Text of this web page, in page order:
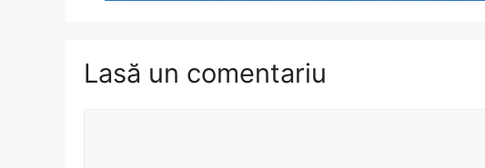
Lasă un comentariu